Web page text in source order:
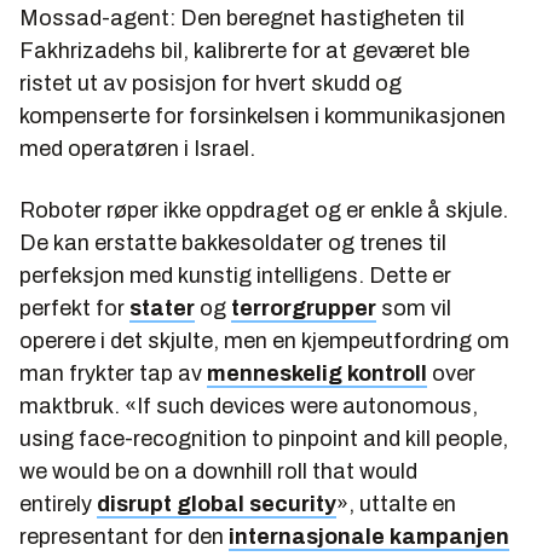
Mossad-agent: Den beregnet hastigheten til
Fakhrizadehs bil, kalibrerte for at geværet ble
ristet ut av posisjon for hvert skudd og
kompenserte for forsinkelsen i kommunikasjonen
med operatøren i Israel.
Roboter røper ikke oppdraget og er enkle å skjule.
De kan erstatte bakkesoldater og trenes til
perfeksjon med kunstig intelligens. Dette er
perfekt for stater og terrorgrupper som vil
operere i det skjulte, men en kjempeutfordring om
man frykter tap av menneskelig kontroll
over
maktbruk. «If such devices were autonomous,
using face-recognition to pinpoint and kill people,
we would be on a downhill roll that would
entirely disrupt global security», uttalte en
representant for den internasjonale kampanjen